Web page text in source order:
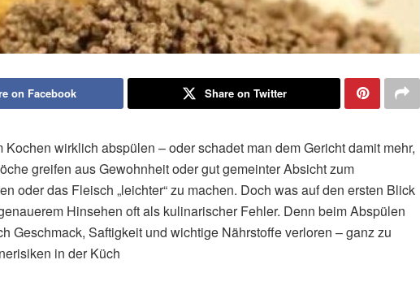
on Facebook Share on Twitter
wirklich abspülen – oder schadet man dem Gericht damit mehr,
greifen aus Gewohnheit oder gut gemeinter Absicht zum
oder das Fleisch „leichter“ zu machen. Doch was auf den ersten Blick
Hinsehen oft als kulinarischer Fehler. Denn beim Abspülen
Geschmack, Saftigkeit und wichtige Nährstoffe verloren – ganz zu
in der Küch